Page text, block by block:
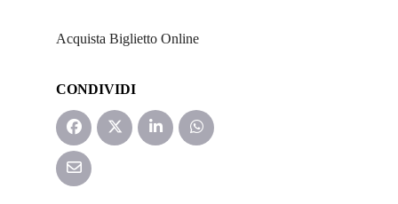
Acquista Biglietto Online
CONDIVIDI